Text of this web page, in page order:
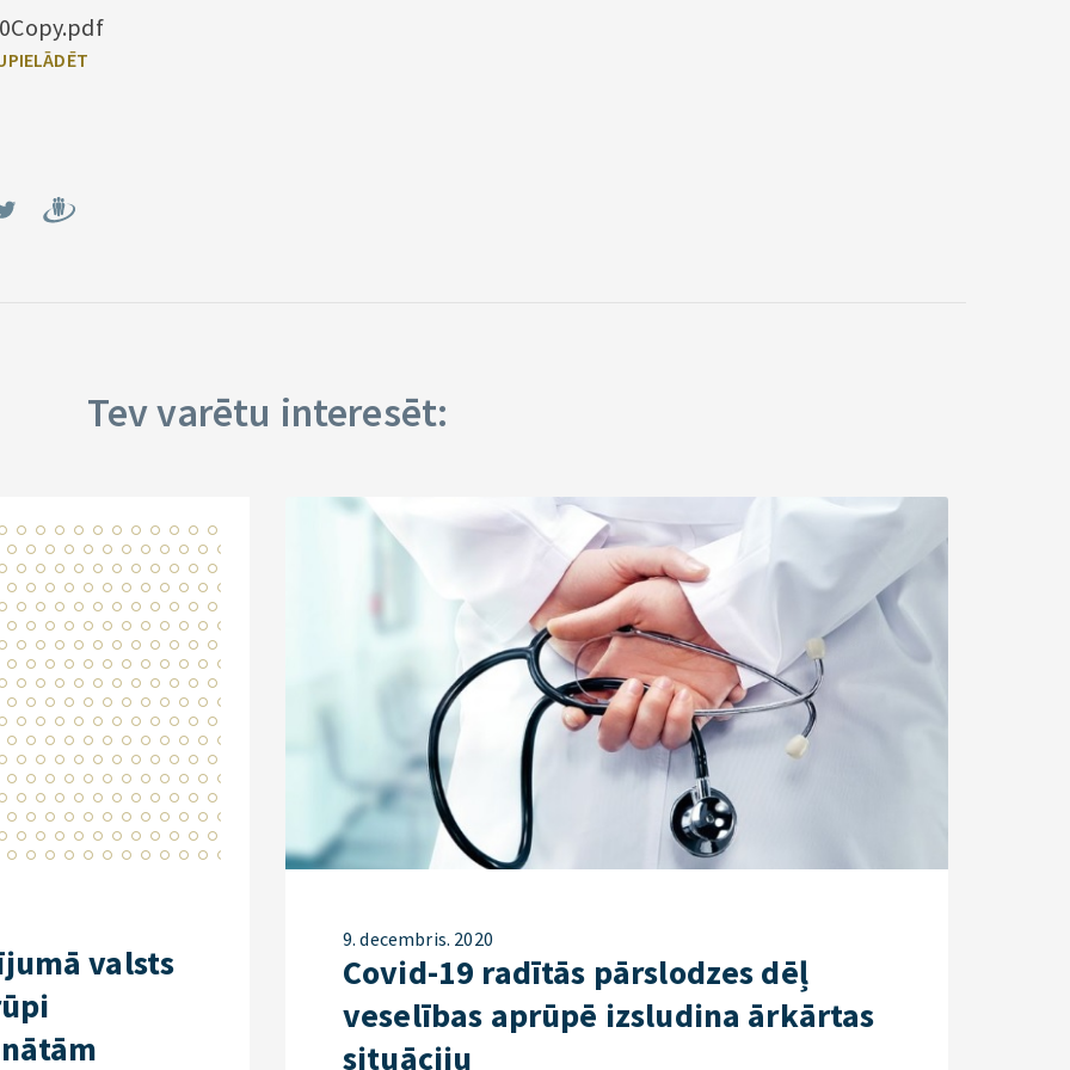
Tev varētu interesēt:
valsts
9. decembris. 2020
Covid-19 radītās pārslodzes dēļ
veselības aprūpē izsludina ārkārtas
situāciju